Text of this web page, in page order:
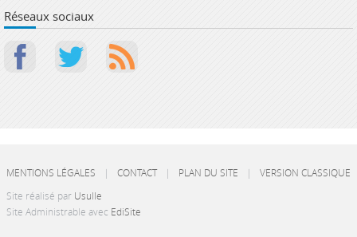
Réseaux sociaux
MENTIONS LÉGALES | CONTACT | PLAN DU SITE |
VERSION CLASSIQUE
Site réalisé par Usulle
Site Administrable avec EdiSite